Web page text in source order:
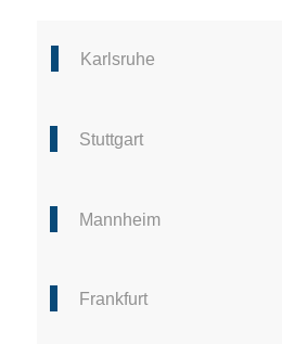
Karlsruhe
Stuttgart
Mannheim
Frankfurt